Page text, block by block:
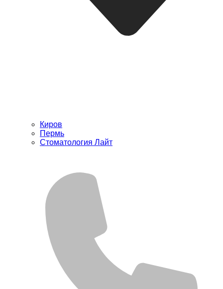
Киров
Пермь
Стоматология Лайт